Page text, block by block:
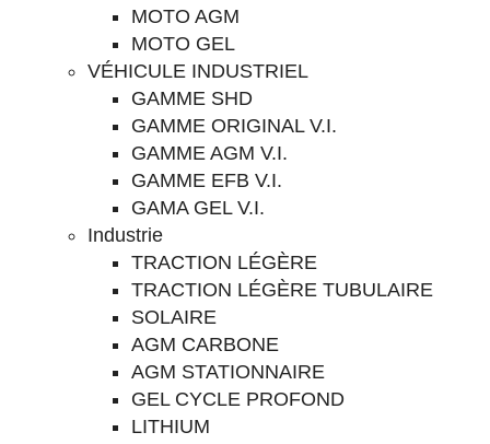
MOTO AGM
MOTO GEL
VÉHICULE INDUSTRIEL
GAMME SHD
GAMME ORIGINAL V.I.
GAMME AGM V.I.
GAMME EFB V.I.
GAMA GEL V.I.
Industrie
TRACTION LÉGÈRE
TRACTION LÉGÈRE TUBULAIRE
SOLAIRE
AGM CARBONE
AGM STATIONNAIRE
GEL CYCLE PROFOND
LITHIUM